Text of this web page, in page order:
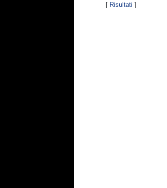
[ Risultati ]